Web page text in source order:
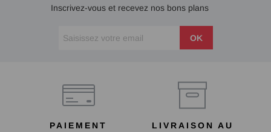
Inscrivez-vous et recevez nos bons plans
OK
PAIEMENT
LIVRAISON AU